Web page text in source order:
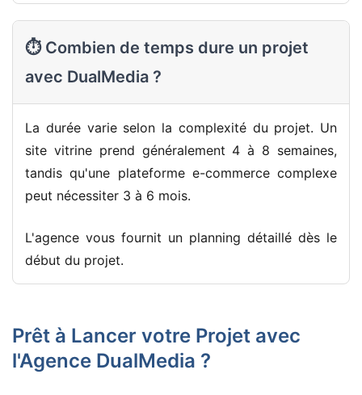
⏱️ Combien de temps dure un projet
avec DualMedia ?
La durée varie selon la complexité du projet. Un
site vitrine prend généralement 4 à 8 semaines,
tandis qu'une plateforme e-commerce complexe
peut nécessiter 3 à 6 mois.
L'agence vous fournit un planning détaillé dès le
début du projet.
Prêt à Lancer votre Projet avec
l'Agence DualMedia ?